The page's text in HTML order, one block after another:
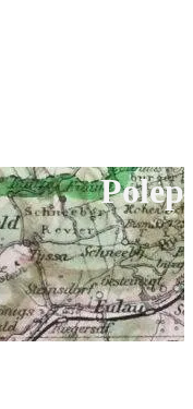
Polep